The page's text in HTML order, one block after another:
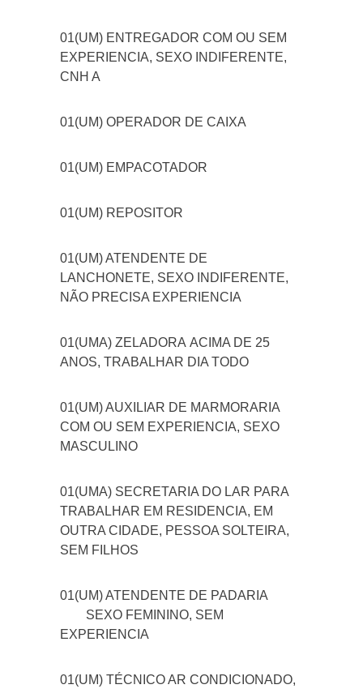
01(UM) ENTREGADOR COM OU SEM
EXPERIENCIA, SEXO INDIFERENTE,
CNH A
01(UM) OPERADOR DE CAIXA
01(UM) EMPACOTADOR
01(UM) REPOSITOR
01(UM) ATENDENTE DE
LANCHONETE, SEXO INDIFERENTE,
NÃO PRECISA EXPERIENCIA
01(UMA) ZELADORA ACIMA DE 25
ANOS, TRABALHAR DIA TODO
01(UM) AUXILIAR DE MARMORARIA
COM OU SEM EXPERIENCIA, SEXO
MASCULINO
01(UMA) SECRETARIA DO LAR PARA
TRABALHAR EM RESIDENCIA, EM
OUTRA CIDADE, PESSOA SOLTEIRA,
SEM FILHOS
01(UM) ATENDENTE DE PADARIA
SEXO FEMININO, SEM
EXPERIENCIA
01(UM) TÉCNICO AR CONDICIONADO,